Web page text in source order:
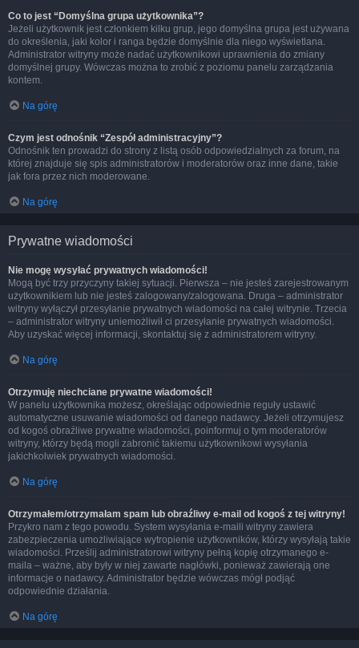
Co to jest “Domyślna grupa użytkownika”?
Jeżeli użytkownik jest członkiem kilku grup, jego domyślna grupa jest używana
do określenia, jaki kolor i ranga będzie domyślnie dla niego wyświetlana.
Administrator witryny może nadać użytkownikowi uprawnienia do zmiany
domyślnej grupy. Wówczas można to zrobić z poziomu panelu zarządzania
kontem.
Na górę
Czym jest odnośnik “Zespół administracyjny”?
Odnośnik ten prowadzi do strony z listą osób odpowiedzialnych za forum, na
której znajduje się spis administratorów i moderatorów oraz inne dane, takie
jak fora przez nich moderowane.
Na górę
Prywatne wiadomości
Nie mogę wysyłać prywatnych wiadomości!
Mogą być trzy przyczyny takiej sytuacji. Pierwsza – nie jesteś zarejestrowanym
użytkownikiem lub nie jesteś zalogowany/zalogowana. Druga – administrator
witryny wyłączył przesyłanie prywatnych wiadomości na całej witrynie. Trzecia
– administrator witryny uniemożliwił ci przesyłanie prywatnych wiadomości.
Aby uzyskać więcej informacji, skontaktuj się z administratorem witryny.
Na górę
Otrzymuję niechciane prywatne wiadomości!
W panelu użytkownika możesz, określając odpowiednie reguły ustawić
automatyczne usuwanie wiadomości od danego nadawcy. Jeżeli otrzymujesz
od kogoś obraźliwe prywatne wiadomości, poinformuj o tym moderatorów
witryny, którzy będą mogli zabronić takiemu użytkownikowi wysyłania
jakichkolwiek prywatnych wiadomości.
Na górę
Otrzymałem/otrzymałam spam lub obraźliwy e-mail od kogoś z tej witryny!
Przykro nam z tego powodu. System wysyłania e-maili witryny zawiera
zabezpieczenia umożliwiające wytropienie użytkowników, którzy wysyłają takie
wiadomości. Prześlij administratorowi witryny pełną kopię otrzymanego e-
maila – ważne, aby były w niej zawarte nagłówki, ponieważ zawierają one
informacje o nadawcy. Administrator będzie wówczas mógł podjąć
odpowiednie działania.
Na górę